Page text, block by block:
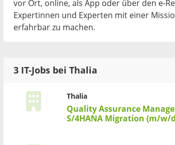
vor Ort, online, als App oder über den e-
Expertinnen und Experten mit einer
erfahrbar zu machen.
3 IT-Jobs bei Thalia
Thalia
Quality Assurance
S/4HANA Migration (m/w/